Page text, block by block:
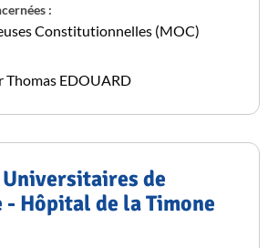
:
Constitutionnelles (MOC)
Thomas EDOUARD
de
Hôpital de la Timone